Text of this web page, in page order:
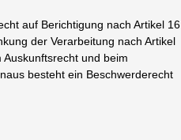
auf Berichtigung nach Artikel 16
der Verarbeitung nach Artikel
und beim
besteht ein Beschwerderecht